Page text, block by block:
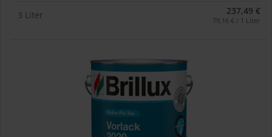
3 Liter 237,49 €
79,16 € / 1 Liter